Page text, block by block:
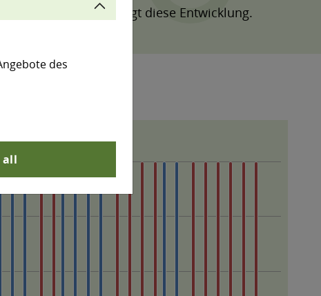
Der Indikator B7 zeigt diese Entwicklung.
des
all